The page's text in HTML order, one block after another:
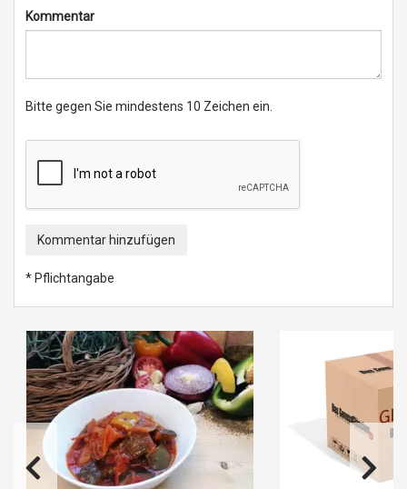
Kommentar
Bitte gegen Sie mindestens 10 Zeichen ein.
Kommentar hinzufügen
* Pflichtangabe